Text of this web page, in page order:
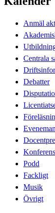
Anmäl
Centrala
Debatter
Podd
Fackligt
Musik
Övrigt